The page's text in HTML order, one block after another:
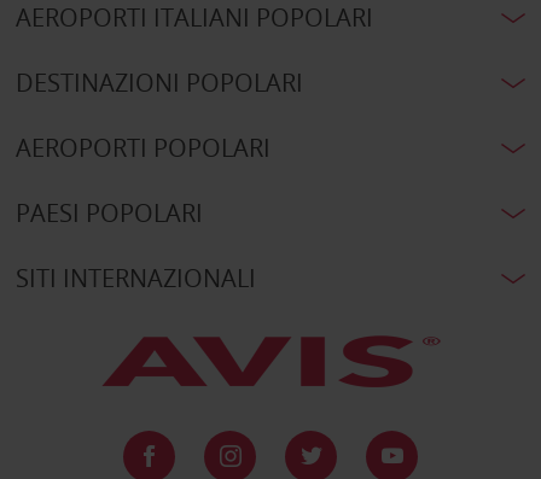
AEROPORTI ITALIANI POPOLARI
DESTINAZIONI POPOLARI
AEROPORTI POPOLARI
PAESI POPOLARI
SITI INTERNAZIONALI